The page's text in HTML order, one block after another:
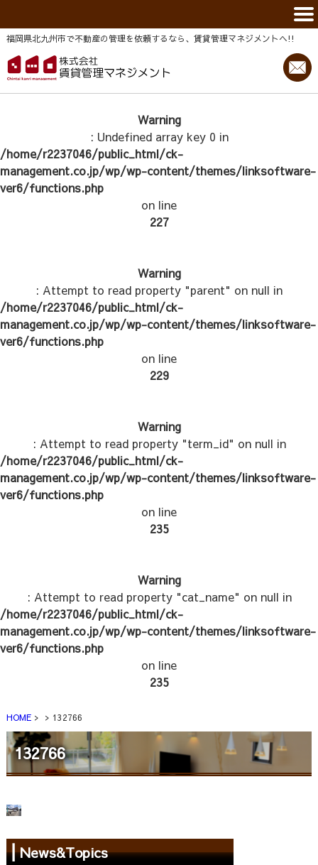
福岡県北九州市で不動産の管理を依頼するなら、賃貸管理マネジメントヘ!!
Warning
: Undefined array key 0 in
/home/r2237046/public_html/ck-
management.co.jp/wp/wp-content/themes/linksoftware-
ver6/functions.php
on line
227
Warning
: Attempt to read property "parent" on null in
/home/r2237046/public_html/ck-
management.co.jp/wp/wp-content/themes/linksoftware-
ver6/functions.php
on line
229
Warning
: Attempt to read property "term_id" on null in
/home/r2237046/public_html/ck-
management.co.jp/wp/wp-content/themes/linksoftware-
ver6/functions.php
on line
235
Warning
: Attempt to read property "cat_name" on null in
/home/r2237046/public_html/ck-
management.co.jp/wp/wp-content/themes/linksoftware-
ver6/functions.php
on line
235
HOME 132766
132766
News&Topics